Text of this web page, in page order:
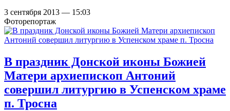
3 сентября 2013 — 15:03
Фоторепортаж
В праздник Донской иконы Божией
Матери архиепископ Антоний
совершил литургию в Успенском храме
п. Тросна